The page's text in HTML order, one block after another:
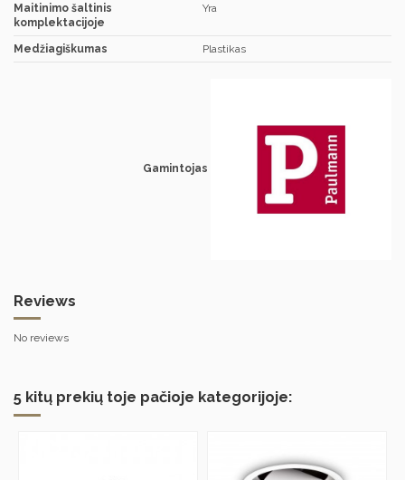
Maitinimo šaltinis
komplektacijoje
Yra
Medžiagiškumas Plastikas
Gamintojas
Reviews
No reviews
5 kitų prekių toje pačioje kategorijoje: